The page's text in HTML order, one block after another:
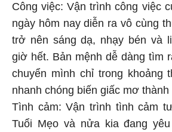
Công việc: Vận trình công việc
ngày hôm nay diễn ra vô cùng
trở nên sáng dạ, nhạy bén và
giờ hết. Bản mệnh dễ dàng tìm
chuyển mình chỉ trong khoảng
nhanh chóng biến giấc mơ thành
Tình cảm: Vận trình tình cảm
Tuổi Mẹo và nửa kia đang